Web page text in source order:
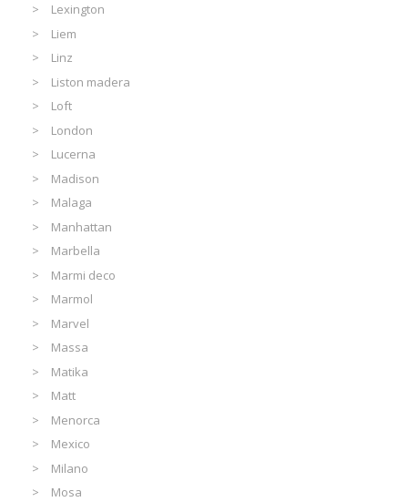
Lexington
Liem
Linz
Liston madera
Loft
London
Lucerna
Madison
Malaga
Manhattan
Marbella
Marmi deco
Marmol
Marvel
Massa
Matika
Matt
Menorca
Mexico
Milano
Mosa